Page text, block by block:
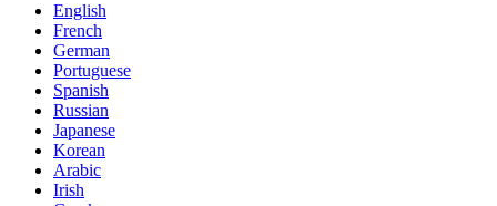
English
French
German
Portuguese
Spanish
Russian
Japanese
Korean
Arabic
Irish